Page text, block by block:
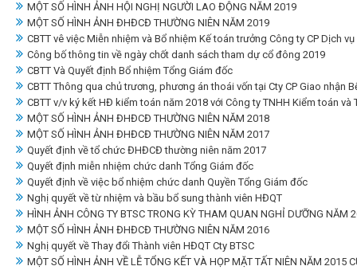
MỘT SỐ HÌNH ẢNH HỘI NGHỊ NGƯỜI LAO ĐỘNG NĂM 2019
MỘT SỐ HÌNH ẢNH ĐHĐCĐ THƯỜNG NIÊN NĂM 2019
CBTT vê việc Miễn nhiệm và Bổ nhiệm Kế toán trưởng Công ty CP Dịch vụ
Công bố thông tin về ngày chốt danh sách tham dự cổ đông 2019
CBTT Và Quyết định Bổ nhiệm Tổng Giám đốc
CBTT Thông qua chủ trương, phương án thoái vốn tại Cty CP Giao nhận
CBTT v/v ký kết HĐ kiểm toán năm 2018 với Công ty TNHH Kiểm toán và
MỘT SỐ HÌNH ẢNH ĐHĐCĐ THƯỜNG NIÊN NĂM 2018
MỘT SỐ HÌNH ẢNH ĐHĐCĐ THƯỜNG NIÊN NĂM 2017
Quyết định về tổ chức ĐHĐCĐ thường niên năm 2017
Quyết định miễn nhiệm chức danh Tổng Giám đốc
Quyết định về việc bổ nhiệm chức danh Quyền Tổng Giám đốc
Nghị quyết về từ nhiệm và bầu bổ sung thành viên HĐQT
HÌNH ẢNH CÔNG TY BTSC TRONG KỲ THAM QUAN NGHỈ DƯỠNG NĂM
MỘT SỐ HÌNH ẢNH ĐHĐCĐ THƯỜNG NIÊN NĂM 2016
Nghị quyết về Thay đổi Thành viên HĐQT Cty BTSC
MỘT SỐ HÌNH ẢNH VỀ LỄ TỔNG KẾT VÀ HỌP MẶT TẤT NIÊN NĂM 2015